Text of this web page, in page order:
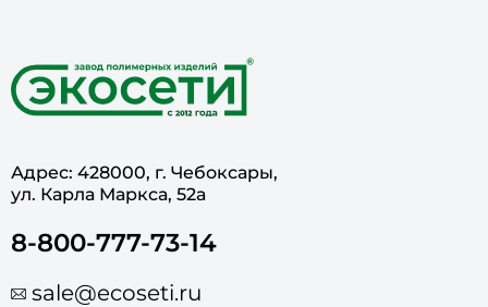
Адрес: 428000, г. Чебоксары,
ул. Карла Маркса, 52а
8-800-777-73-14
sale@ecoseti.ru